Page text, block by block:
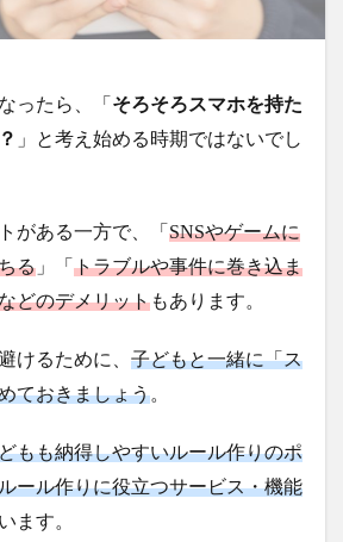
ったら、「 そろそろスマホを持た
」と考え始める時期ではないでし
がある一方で、「 SNSやゲームに
る 」「 トラブルや事件に巻き込ま
どのデメリットもあります。
けるために、 子どもと一緒に「ス
ておきましょう。
もも納得しやすいルール作りのポ
ール作りに役立つサービス・機能
ます。